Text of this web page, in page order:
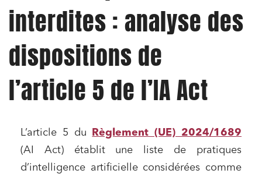
interdites : analyse des
dispositions de
l’article 5 de l’IA Act
L’article 5 du
Règlement (UE) 2024/1689
(AI Act) établit une liste de pratiques
d’intelligence artificielle considérées comme